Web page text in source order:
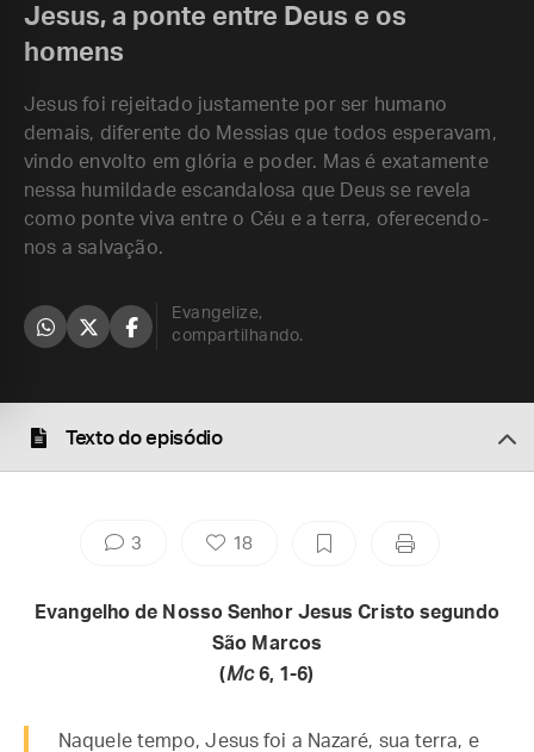
Jesus, a ponte entre Deus e os
homens
Jesus foi rejeitado justamente por ser humano
demais, diferente do Messias que todos esperavam,
vindo envolto em glória e poder. Mas é exatamente
nessa humildade escandalosa que Deus se revela
como ponte viva entre o Céu e a terra, oferecendo-
nos a salvação.
Evangelize,
compartilhando.
Texto do episódio
3 18
Evangelho de Nosso Senhor Jesus Cristo segundo
São Marcos
(Mc6, 1-6)
Naquele tempo, Jesus foi a Nazaré, sua terra, e